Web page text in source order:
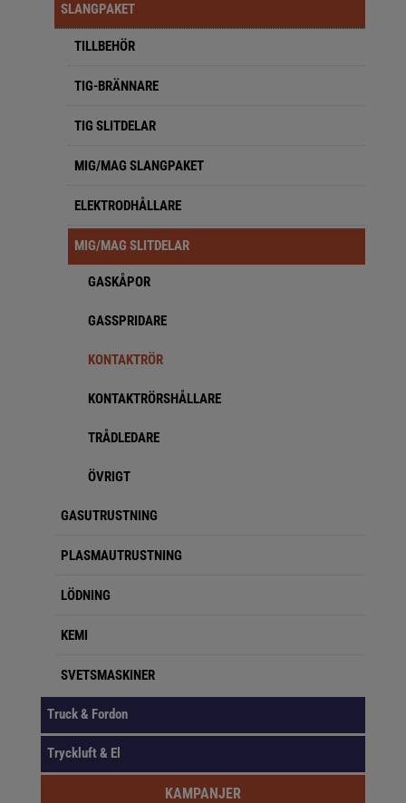
SLANGPAKET
TILLBEHÖR
TIG-BRÄNNARE
TIG SLITDELAR
MIG/MAG SLANGPAKET
ELEKTRODHÅLLARE
MIG/MAG SLITDELAR
GASKÅPOR
GASSPRIDARE
KONTAKTRÖR
KONTAKTRÖRSHÅLLARE
TRÅDLEDARE
ÖVRIGT
GASUTRUSTNING
PLASMAUTRUSTNING
LÖDNING
KEMI
SVETSMASKINER
Truck & Fordon
Tryckluft & El
KAMPANJER